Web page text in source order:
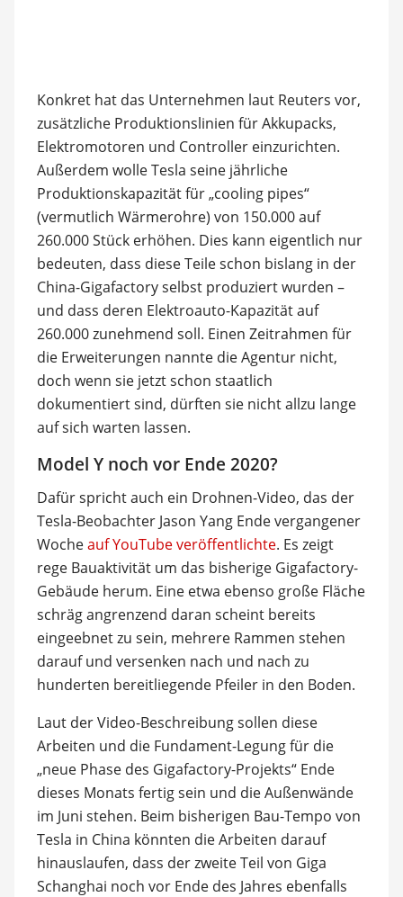
Konkret hat das Unternehmen laut Reuters vor,
zusätzliche Produktionslinien für Akkupacks,
Elektromotoren und Controller einzurichten.
Außerdem wolle Tesla seine jährliche
Produktionskapazität für „cooling pipes“
(vermutlich Wärmerohre) von 150.000 auf
260.000 Stück erhöhen. Dies kann eigentlich nur
bedeuten, dass diese Teile schon bislang in der
China-Gigafactory selbst produziert wurden –
und dass deren Elektroauto-Kapazität auf
260.000 zunehmend soll. Einen Zeitrahmen für
die Erweiterungen nannte die Agentur nicht,
doch wenn sie jetzt schon staatlich
dokumentiert sind, dürften sie nicht allzu lange
auf sich warten lassen.
Model Y noch vor Ende 2020?
Dafür spricht auch ein Drohnen-Video, das der
Tesla-Beobachter Jason Yang Ende vergangener
Wocheauf YouTube veröffentlichte. Es zeigt
rege Bauaktivität um das bisherige Gigafactory-
Gebäude herum. Eine etwa ebenso große Fläche
schräg angrenzend daran scheint bereits
eingeebnet zu sein, mehrere Rammen stehen
darauf und versenken nach und nach zu
hunderten bereitliegende Pfeiler in den Boden.
Laut der Video-Beschreibung sollen diese
Arbeiten und die Fundament-Legung für die
„neue Phase des Gigafactory-Projekts“ Ende
dieses Monats fertig sein und die Außenwände
im Juni stehen. Beim bisherigen Bau-Tempo von
Tesla in China könnten die Arbeiten darauf
hinauslaufen, dass der zweite Teil von Giga
Schanghai noch vor Ende des Jahres ebenfalls